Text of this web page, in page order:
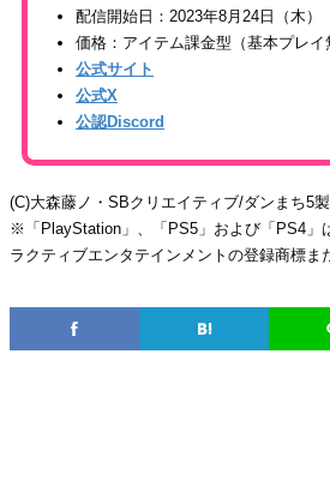
配信開始日：2023年8月24日（木）
価格：アイテム課金型（基本プレイ
公式サイト
公式X
公認Discord
(C)大森藤ノ・SBクリエイティブ/ダンまち5
※「PlayStation」、「PS5」および「PS4」
ラクティブエンタテインメントの登録商標ま